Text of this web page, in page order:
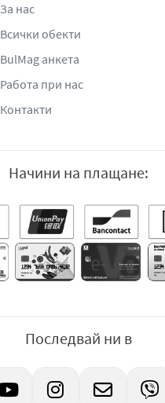
За нас
Всички обекти
BulMag анкета
Работа при нас
Контакти
Начини на плащане:
Последвай ни в